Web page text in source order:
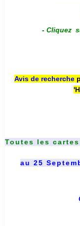
- Cliquez
Avis de recherche
Toutes les
au 25